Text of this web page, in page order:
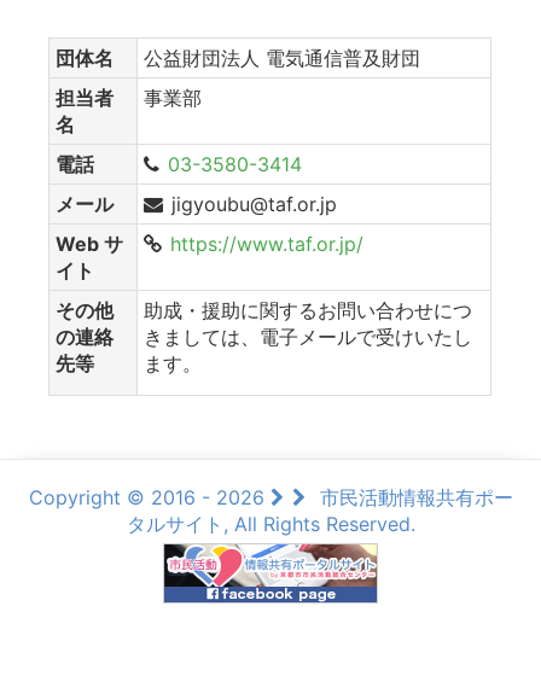
団体名
公益財団法人 電気通信普及財団
担当者
名
事業部
電話
03-3580-3414
メール
jigyoubu@taf.or.jp
Web サ
イト
https://www.taf.or.jp/
その他
の連絡
先等
助成・援助に関するお問い合わせにつ
きましては、電子メールで受けいたし
ます。
Copyright © 2016 - 2026
市民活動情報共有ポー
タルサイト, All Rights Reserved.